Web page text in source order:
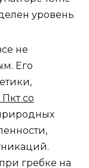
уровень
не
Его
со
гребке на